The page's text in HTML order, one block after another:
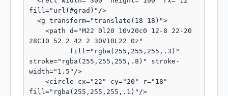
fill="url(#grad)"/>
28C10 52 2 42 2 30V10L22 0z"
stroke="rgba(255,255,255,.8)" stroke-
width="1.5"/>
fill="rgba(255,255,255,.1)"/>